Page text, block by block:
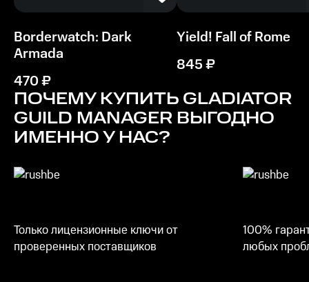
Borderwatch: Dark
Armada
470₽
Yield! Fall of Rome
845₽
ПОЧЕМУ КУПИТЬ GLADIATOR
GUILD MANAGER ВЫГОДНО
ИМЕННО У НАС?
Только лицензионные ключи от
проверенных поставщиков
100%
любых